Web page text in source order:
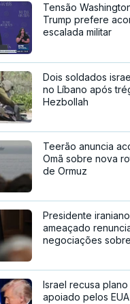
Tensão
Trump prefere
escalada militar
Dois soldados
no Líbano após
Hezbollah
Teerão anuncia
Omã sobre nova
de Ormuz
Presidente
ameaçado
negociações
Israel recusa plano
apoiado pelos EUA